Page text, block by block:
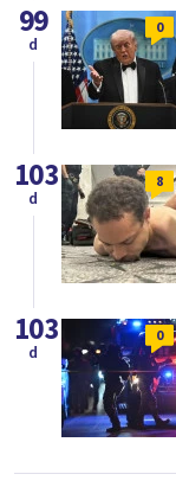
0
99
d
8
103
d
0
103
d